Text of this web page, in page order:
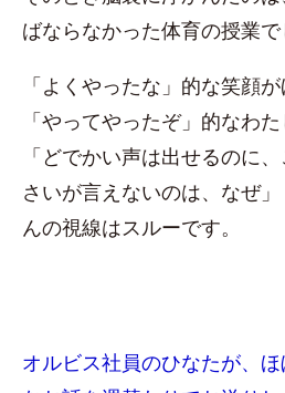
ばならなかった体育の授業で
「よくやったな」的な笑顔
「やってやったぞ」的なわた
「どでかい声は出せるのに
さいが言えないのは、なぜ
んの視線はスルーです。
オルビス社員のひなたが、